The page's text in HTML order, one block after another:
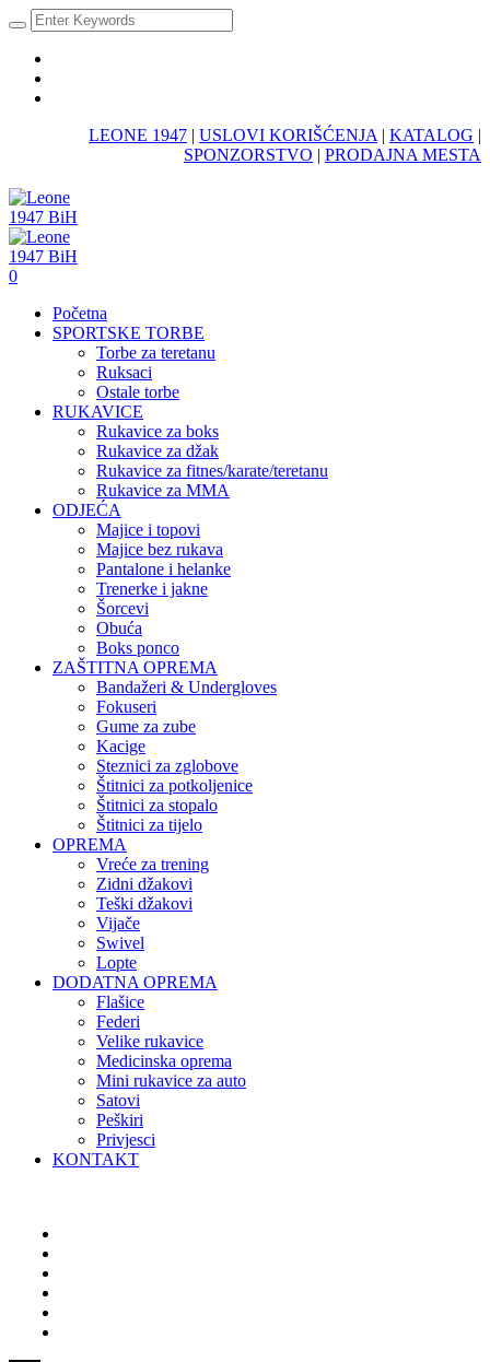
LEONE 1947 | USLOVI KORIŠĆENJA | KATALOG |
SPONZORSTVO | PRODAJNA MESTA
0
Početna
SPORTSKE TORBE
Torbe za teretanu
Ruksaci
Ostale torbe
RUKAVICE
Rukavice za boks
Rukavice za džak
Rukavice za fitnes/karate/teretanu
Rukavice za MMA
ODJEĆA
Majice i topovi
Majice bez rukava
Pantalone i helanke
Trenerke i jakne
Šorcevi
Obuća
Boks ponco
ZAŠTITNA OPREMA
Bandažeri & Undergloves
Fokuseri
Gume za zube
Kacige
Steznici za zglobove
Štitnici za potkoljenice
Štitnici za stopalo
Štitnici za tijelo
OPREMA
Vreće za trening
Zidni džakovi
Teški džakovi
Vijače
Swivel
Lopte
DODATNA OPREMA
Flašice
Federi
Velike rukavice
Medicinska oprema
Mini rukavice za auto
Satovi
Peškiri
Privjesci
KONTAKT